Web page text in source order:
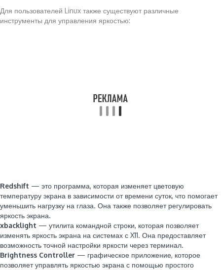
Для пользователей Linux также существуют различные
инструменты для управления яркостью:
Redshift — это программа, которая изменяет цветовую
температуру экрана в зависимости от времени суток, что помогает
уменьшить нагрузку на глаза. Она также позволяет регулировать
яркость экрана.
xbacklight — утилита командной строки, которая позволяет
изменять яркость экрана на системах с X11. Она предоставляет
возможность точной настройки яркости через терминал.
Brightness Controller — графическое приложение, которое
позволяет управлять яркостью экрана с помощью простого